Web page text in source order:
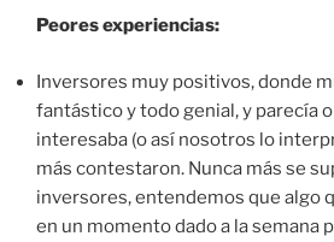
Peores experiencias:
Inversores muy positivos, donde
fantástico y todo genial, y parecía
interesaba (o así nosotros lo
más contestaron. Nunca más se
inversores, entendemos que algo
en un momento dado a la semana